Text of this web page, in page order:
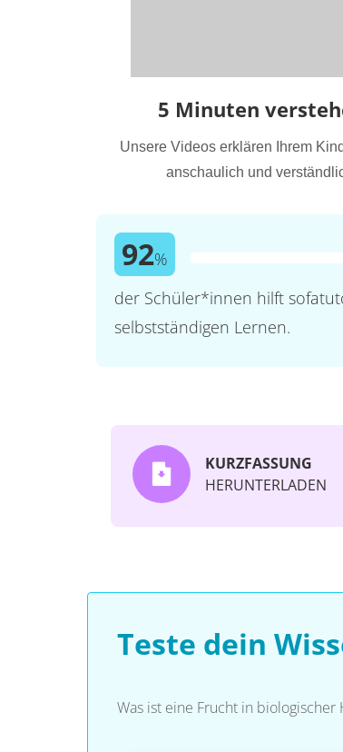
5 Minuten
Unsere Videos erklären Ihrem
anschaulich und
92%
der Schüler*innen hilft
selbstständigen Lernen.
KURZFASSUNG
HERUNTERLADEN
Teste dein
Was ist eine Frucht in biologischer